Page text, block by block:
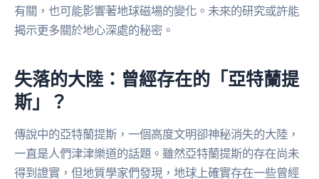
有關，也可能影響著地球磁場的變化。未來的研究或許能
揭示更多關於地心深處的秘密。
失落的大陸：曾經存在的「亞特蘭提
斯」？
傳說中的亞特蘭提斯，一個高度文明卻神秘消失的大陸，
一直是人們津津樂道的話題。雖然亞特蘭提斯的存在尚未
得到證實，但地質學家們發現，地球上確實存在一些曾經